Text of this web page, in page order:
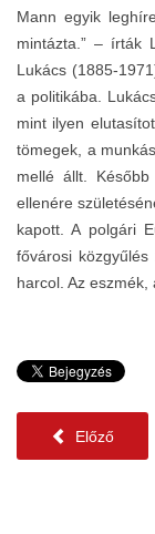
Mann egyik
mintázta.” – írták
Lukács (1885-
a politikába.
mint ilyen
tömegek, a
mellé állt.
ellenére
kapott. A polgári
fővárosi
harcol. Az eszmék,
Előző